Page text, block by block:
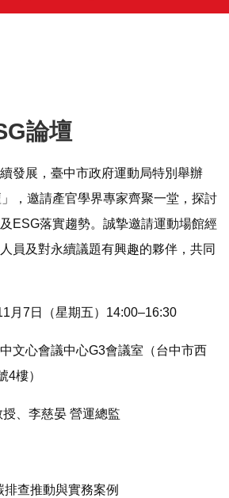
論壇
發展，臺中市政府運動局特別舉辦
」，邀請產官學界專家齊聚一堂，探討
ESG落實趨勢。誠摯邀請運動場館經
員及對永續議題有興趣的夥伴，共同
月7日（星期五）14:00–16:30
文心會議中心G3會議室（台中市西
4樓）
授、李慈晏 營運總監
排查推動與實務案例